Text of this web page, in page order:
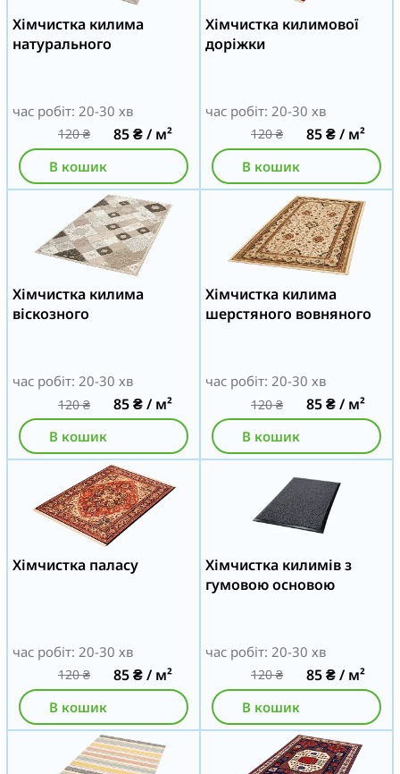
Хімчистка килима
натурального
час робіт: 20-30 хв
120₴ 85₴/ м²
В кошик
Хімчистка килимової
доріжки
час робіт: 20-30 хв
120₴ 85₴/ м²
В кошик
Хімчистка килима
віскозного
час робіт: 20-30 хв
120₴ 85₴/ м²
В кошик
Хімчистка килима
шерстяного вовняного
час робіт: 20-30 хв
120₴ 85₴/ м²
В кошик
Хімчистка паласу
час робіт: 20-30 хв
120₴ 85₴/ м²
В кошик
Хімчистка килимів з
гумовою основою
час робіт: 20-30 хв
120₴ 85₴/ м²
В кошик